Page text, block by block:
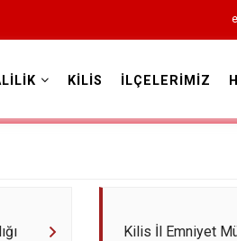
KİLİS İLÇELERİMİZ
Kilis İl Emniyet